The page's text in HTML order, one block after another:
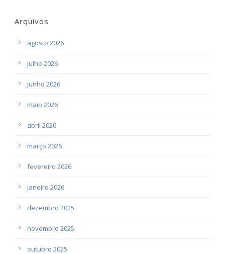
Arquivos
agosto 2026
julho 2026
junho 2026
maio 2026
abril 2026
março 2026
fevereiro 2026
janeiro 2026
dezembro 2025
novembro 2025
outubro 2025